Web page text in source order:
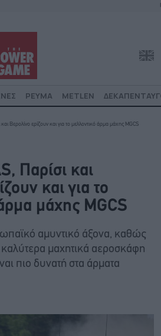
ΡΕΥΜΑ METLEN
Βερολίνο ερίζουν και για το μελλοντικό άρμα μάχης MGCS
Παρίσι και
και για το
μάχης MGCS
αμυντικό άξονα, καθώς
καλύτερα μαχητικά αεροσκάφη
πιο δυνατή στα άρματα